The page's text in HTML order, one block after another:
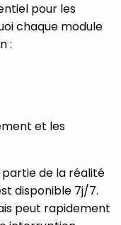
pour les
chaque module
:
et les
de la réalité
disponible 7j/7.
peut rapidement